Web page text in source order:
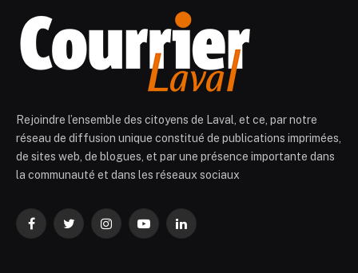
Rejoindre l’ensemble des citoyens de Laval, et ce, par notre
réseau de diffusion unique constitué de publications imprimées,
de sites web, de blogues, et par une présence importante dans
la communauté et dans les réseaux sociaux
FacebookTwitterInstagramYouTubeLinkedIn